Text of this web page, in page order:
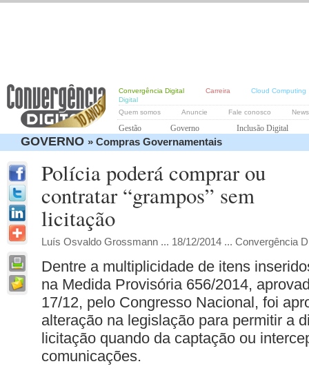
Convergência Digital Carreira
Cloud Computing
Digital
Quem somos
Anuncie Fale conosco
Gestão Governo Inclusão Digital
GOVERNO » Compras Governamentais
Polícia poderá comprar ou
contratar “grampos” sem
licitação
Luís Osvaldo Grossmann ... 18/12/2014 ... Convergência
Dentre a multiplicidade de itens
na Medida Provisória 656/2014,
17/12, pelo Congresso Nacional, foi
alteração na legislação para permitir a
licitação quando da captação ou
comunicações.